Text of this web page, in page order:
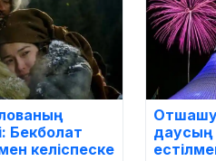
Бекболат
келіспеске
даусың